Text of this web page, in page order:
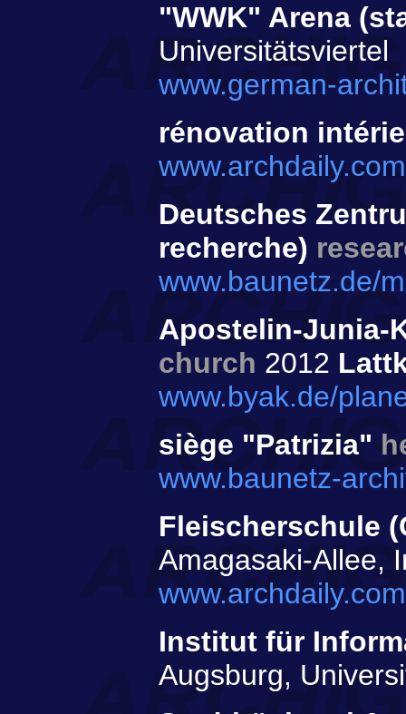
"WWK" Arena
Universitätsviertel
www.german-
rénovation
Deutsches
recherche)
www.baunetz.de/
Apostelin-Junia-
church 2012
www.byak.de/
siège "Patrizia"
www.baunetz-
Fleischerschule
Amagasaki-Allee,
Institut für
Augsburg,